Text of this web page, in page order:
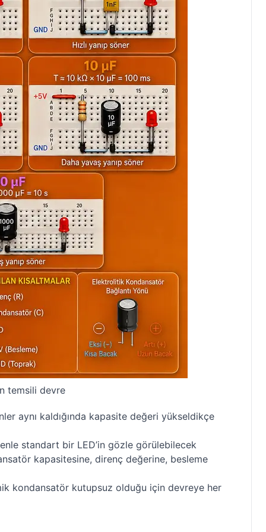
temsili devre
aynı kaldığında kapasite değeri yükseldikçe
standart bir LED’in gözle görülebilecek
kapasitesine, direnç değerine, besleme
kondansatör kutupsuz olduğu için devreye her